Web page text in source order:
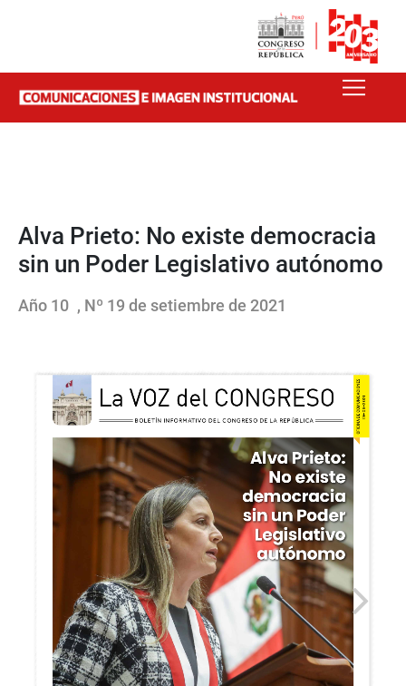
Alva Prieto: No existe democracia
sin un Poder Legislativo autónomo
Año 10 , Nº 19 de setiembre de 2021